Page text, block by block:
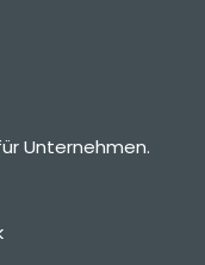
Unternehmen.